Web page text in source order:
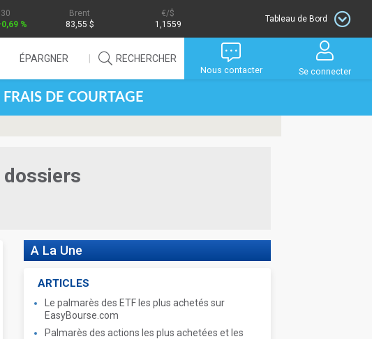
%
Brent
83,55 $
/$
1,1559
Tableau de Bord
ÉPARGNER RECHERCHER
Nous contacter Se connecter
DE COURTAGE
A La Une
ARTICLES
Le palmarès des ETF les plus achetés sur
EasyBourse.com
Palmarès des actions les plus achetées et les